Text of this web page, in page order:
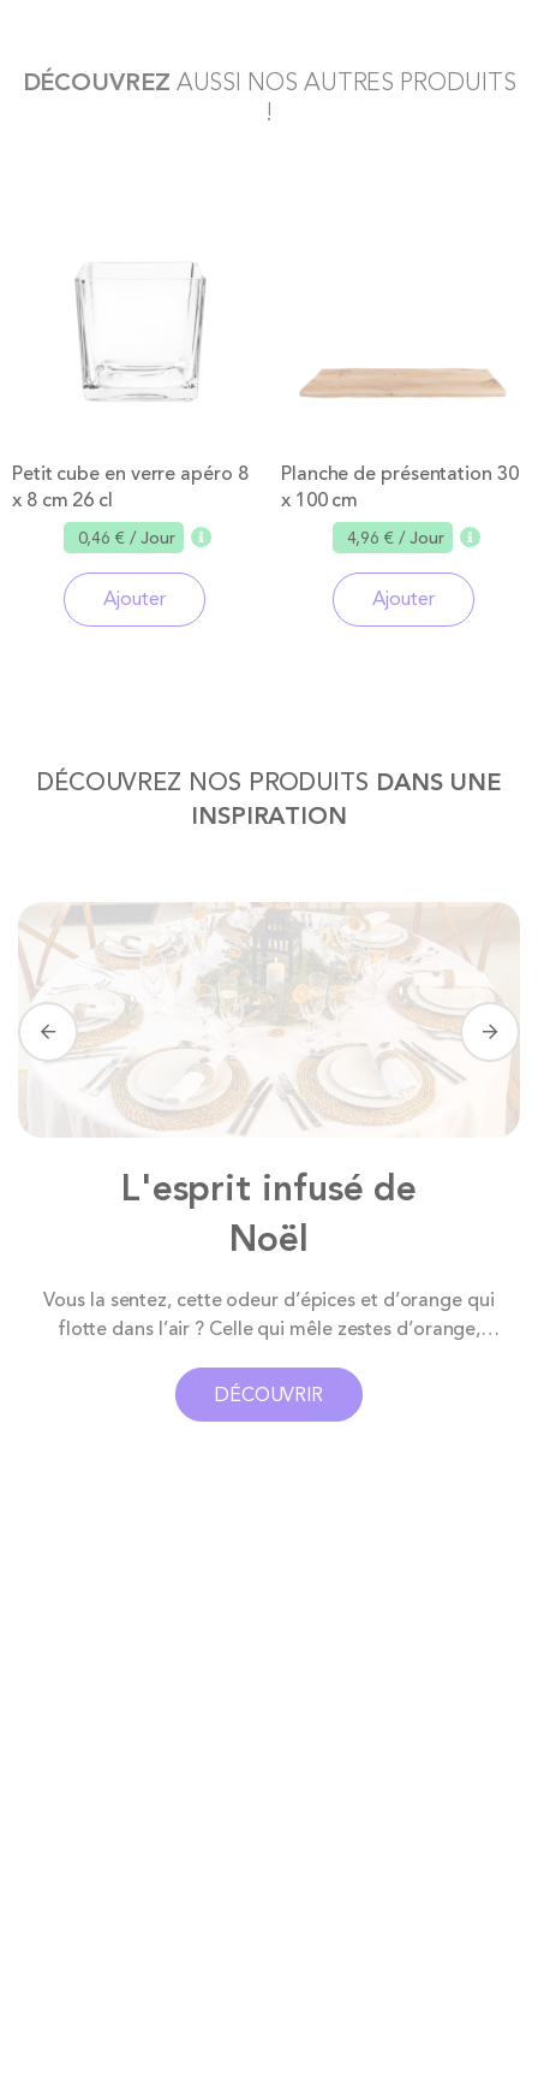
DÉCOUVREZAUSSI NOS AUTRES PRODUITS
!
Petit cube en verre apéro 8
x 8 cm 26 cl
0,46 €/ Jour
Ajouter
Planche de présentation 30
x 100 cm
4,96 €/ Jour
Ajouter
DÉCOUVREZ NOS PRODUITS DANS UNE
INSPIRATION
L'esprit infusé de
Noël
Vous la sentez, cette odeur d’épices et d’orange qui
flotte dans l’air ? Celle qui mêle zestes d’orange,
croire que la neige va tomber. Et là, c’est plus fort que
nous, on entend déjà la voix de Mariah Carey au loin.
DÉCOUVRIR